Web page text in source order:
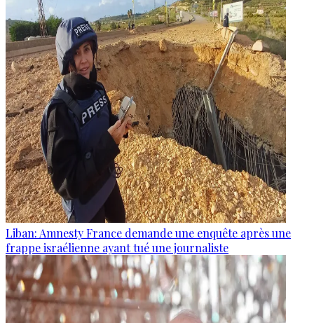
Liban: Amnesty France demande une enquête après une
frappe israélienne ayant tué une journaliste